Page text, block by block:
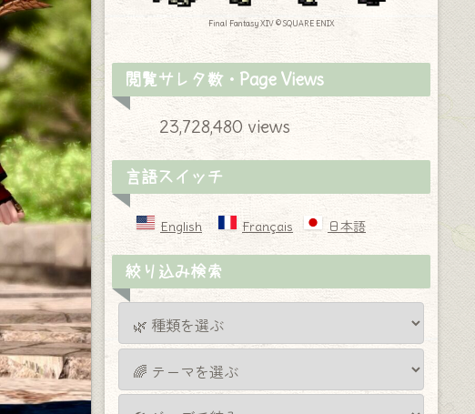
Final Fantasy XIV © SQUARE ENIX
閲覧サレタ数・Page Views
23,728,480 views
言語スイッチ
English Français 日本語
絞り込み検索